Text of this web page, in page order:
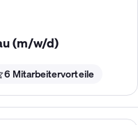
(m/w/d)
6 Mitarbeitervorteile